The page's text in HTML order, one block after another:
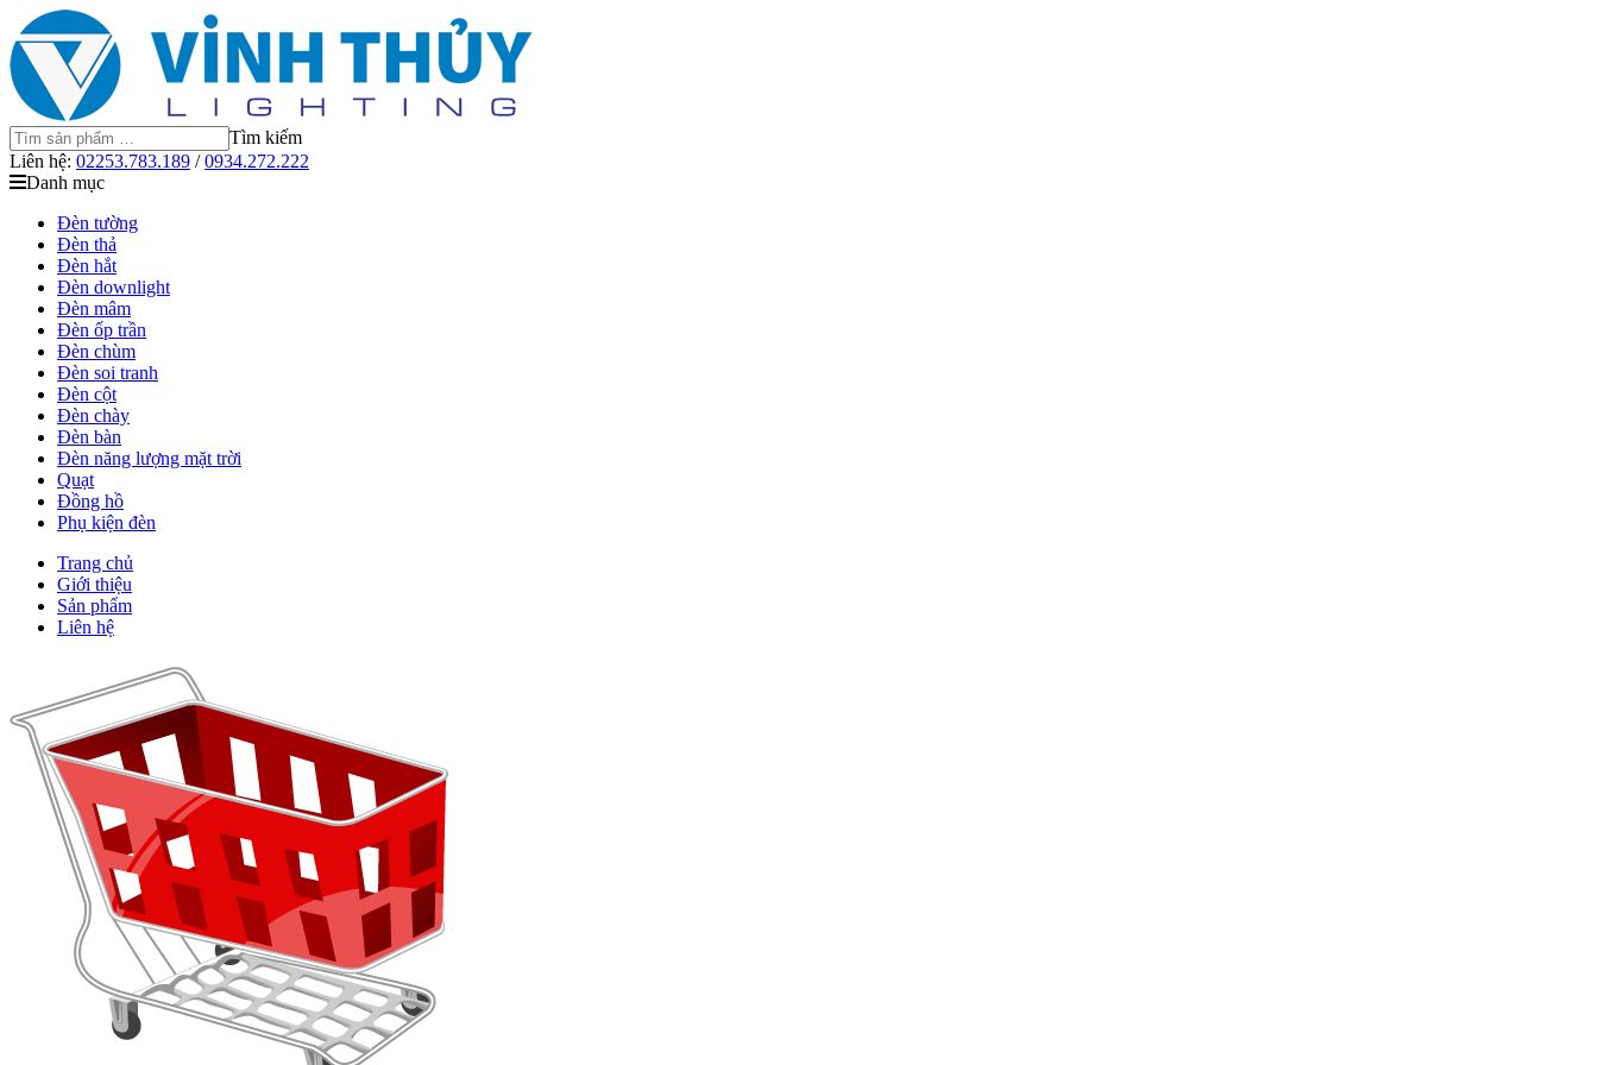
Tìm kiếm
Liên hệ: 02253.783.189 /0934.272.222
Danh mục
Đèn tường
Đèn thả
Đèn hắt
Đèn downlight
Đèn mâm
Đèn ốp trần
Đèn chùm
Đèn soi tranh
Đèn cột
Đèn chày
Đèn bàn
Đèn năng lượng mặt trời
Quạt
Đồng hồ
Phụ kiện đèn
Trang chủ
Giới thiệu
Sản phẩm
Liên hệ